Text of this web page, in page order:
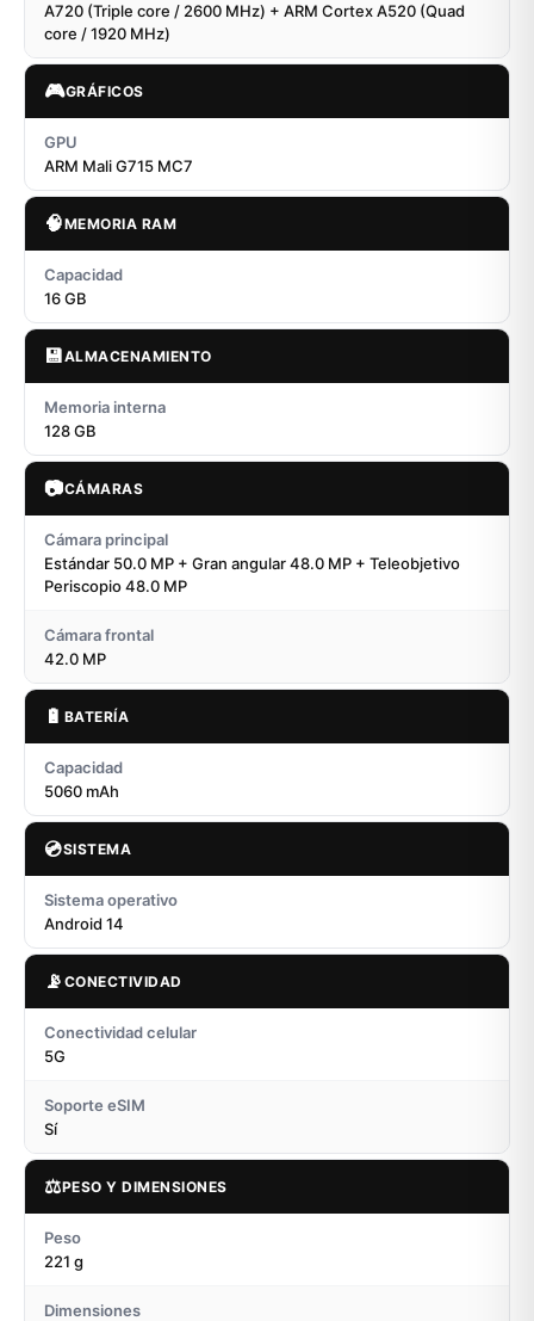
A720 (Triple core / 2600 MHz) + ARM Cortex A520 (Quad
core / 1920 MHz)
🎮GRÁFICOS
GPU
ARM Mali G715 MC7
🧠MEMORIA RAM
Capacidad
16 GB
💾ALMACENAMIENTO
Memoria interna
128 GB
📷CÁMARAS
Cámara principal
Estándar 50.0 MP + Gran angular 48.0 MP + Teleobjetivo
Periscopio 48.0 MP
Cámara frontal
42.0 MP
🔋 BATERÍA
Capacidad
5060 mAh
💿SISTEMA
Sistema operativo
Android 14
📡 CONECTIVIDAD
Conectividad celular
5G
Soporte eSIM
Sí
⚖️PESO Y DIMENSIONES
Peso
221 g
Dimensiones